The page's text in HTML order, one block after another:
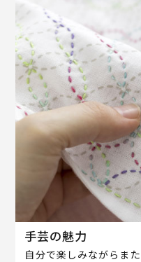
手芸の魅力
自分で楽しみながらま